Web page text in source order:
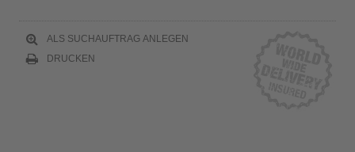
ALS SUCHAUFTRAG ANLEGEN
DRUCKEN